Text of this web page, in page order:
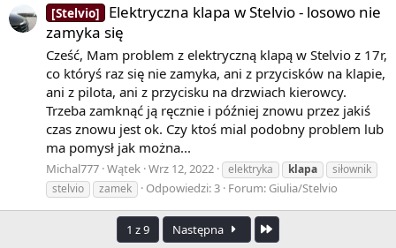
[Stelvio]
Elektryczna klapa w Stelvio - losowo nie
zamyka się
Cześć, Mam problem z elektryczną klapą w Stelvio z 17r,
co któryś raz się nie zamyka, ani z przycisków na klapie,
ani z pilota, ani z przycisku na drzwiach kierowcy.
Trzeba zamknąć ją ręcznie i później znowu przez jakiś
czas znowu jest ok. Czy ktoś mial podobny problem lub
ma pomysł jak można...
Michal777 Wątek Wrz 12, 2022 elektryka klapa
siłownik
stelvio
zamek Odpowiedzi: 3 Forum: Giulia/Stelvio
1 z 9 Następna